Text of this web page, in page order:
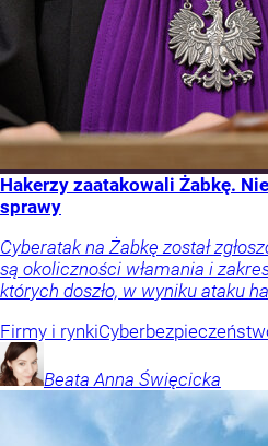
Hakerzy zaatakowali Żabkę.
sprawy
Cyberatak na Żabkę został
są okoliczności włamania i
których doszło, w wyniku ataku
Firmy i rynki
Beata Anna Święcicka